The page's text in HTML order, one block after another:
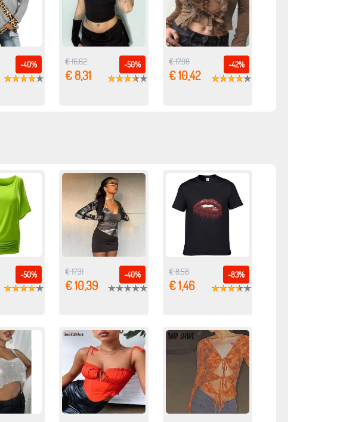
-40% -50%
€ 16,62
€ 8,31
-42%
€ 17,98
€ 10,42
-50% -40%
€ 17,31
€ 10,39
-83%
€ 8,58
€ 1,46